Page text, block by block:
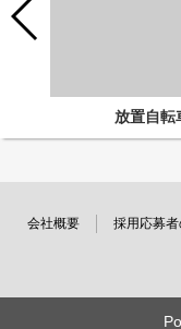
放置自転
会社概要 採用応募